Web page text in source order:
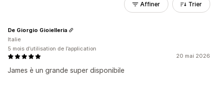
Affiner Trier
20 mai 2026
James è un grande super disponibile
De Giorgio Gioielleria
Italie
5 mois d’utilisation de l’application